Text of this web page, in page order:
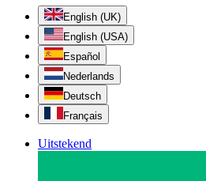
English (UK)
English (USA)
Español
Nederlands
Deutsch
Français
Uitstekend